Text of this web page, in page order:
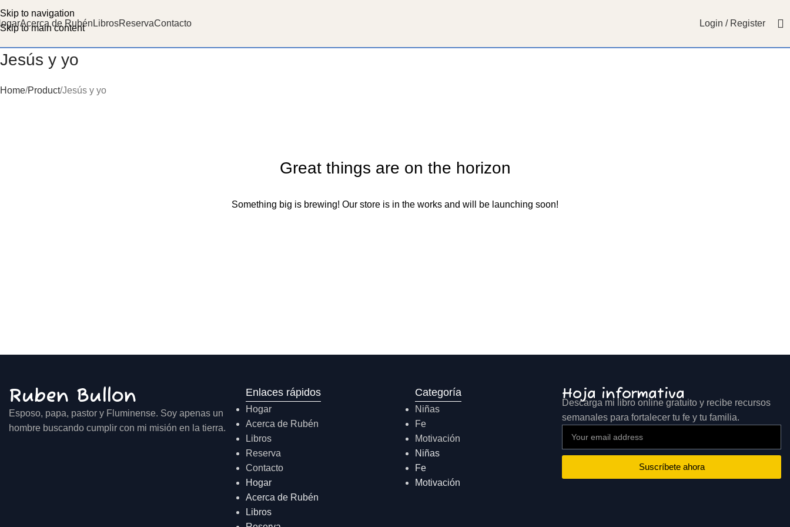
Skip to navigation
Skip to main content
Acerca de Rubén LibrosReservaContacto Login / Register
Jesús y yo
Home Product Jesús y yo
Great things are on the horizon
Something big is brewing! Our store is in the works and will be launching soon!
Ruben Bullon
Esposo, papa, pastor y Fluminense. Soy apenas un
hombre buscando cumplir con mi misión en la tierra.
Enlaces rápidos
Hogar
Acerca de Rubén
Libros
Reserva
Contacto
Hogar
Acerca de Rubén
Libros
Categoría
Niñas
Fe
Motivación
Niñas
Fe
Motivación
Hoja informativa
Descarga mi libro online gratuito y recibe recursos
semanales para fortalecer tu fe y tu familia.
Suscríbete ahora